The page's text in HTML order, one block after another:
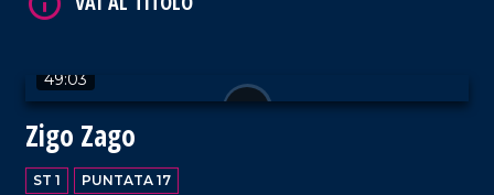
49:03
Zigo Zago
ST 1 PUNTATA 17
VAI AL TITOLO